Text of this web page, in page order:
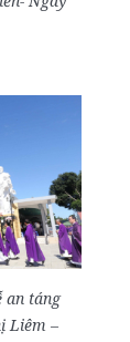
an táng
Liêm –